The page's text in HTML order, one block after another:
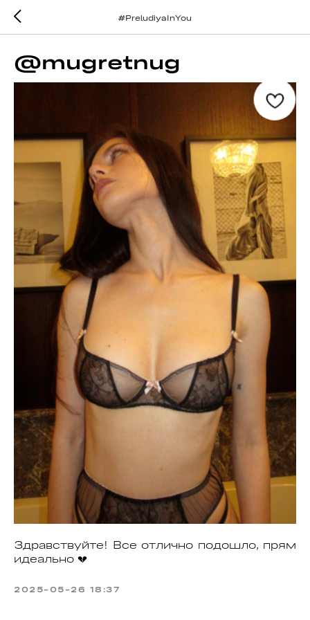
#PreludiyaInYou
@mugretnug
Здравствуйте! Все отлично подошло, прям
идеально 💔
2025-05-26 18:37